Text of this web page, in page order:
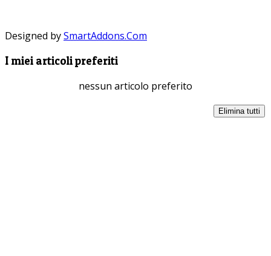
Designed bySmartAddons.Com
I miei articoli preferiti
nessun articolo preferito